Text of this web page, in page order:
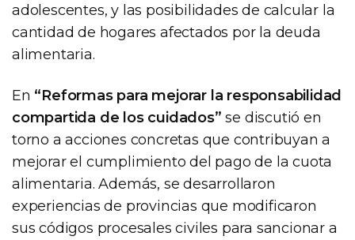
adolescentes, y las posibilidades de calcular la
cantidad de hogares afectados por la deuda
alimentaria.
En “Reformas para mejorar la responsabilidad
compartida de los cuidados” se discutió en
torno a acciones concretas que contribuyan a
mejorar el cumplimiento del pago de la cuota
alimentaria. Además, se desarrollaron
experiencias de provincias que modificaron
sus códigos procesales civiles para sancionar a